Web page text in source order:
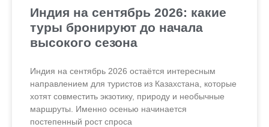
Индия на сентябрь 2026: какие
туры бронируют до начала
высокого сезона
Индия на сентябрь 2026 остаётся интересным
направлением для туристов из Казахстана, которые
хотят совместить экзотику, природу и необычные
маршруты. Именно осенью начинается
постепенный рост спроса